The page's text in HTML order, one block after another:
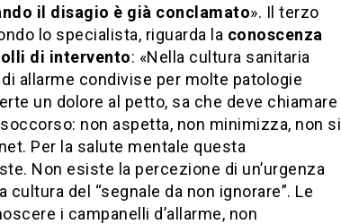
il disagio è già conclamato». Il terzo
lo specialista, riguarda la conoscenza
di intervento: «Nella cultura sanitaria
allarme condivise per molte patologie
un dolore al petto, sa che deve chiamare
non aspetta, non minimizza, non si
Per la salute mentale questa
Non esiste la percezione di un’urgenza
del “segnale da non ignorare”. Le
i campanelli d’allarme, non